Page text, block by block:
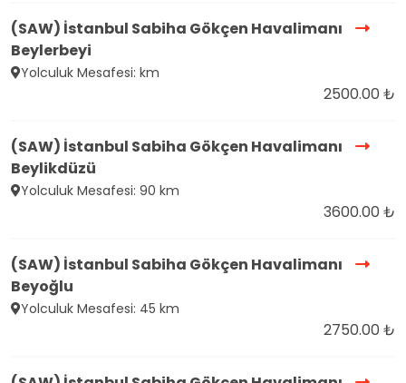
(SAW) İstanbul Sabiha Gökçen Havalimanı
Beylerbeyi
Yolculuk Mesafesi: km
2500.00 ₺
(SAW) İstanbul Sabiha Gökçen Havalimanı
Beylikdüzü
Yolculuk Mesafesi: 90 km
3600.00 ₺
(SAW) İstanbul Sabiha Gökçen Havalimanı
Beyoğlu
Yolculuk Mesafesi: 45 km
2750.00 ₺